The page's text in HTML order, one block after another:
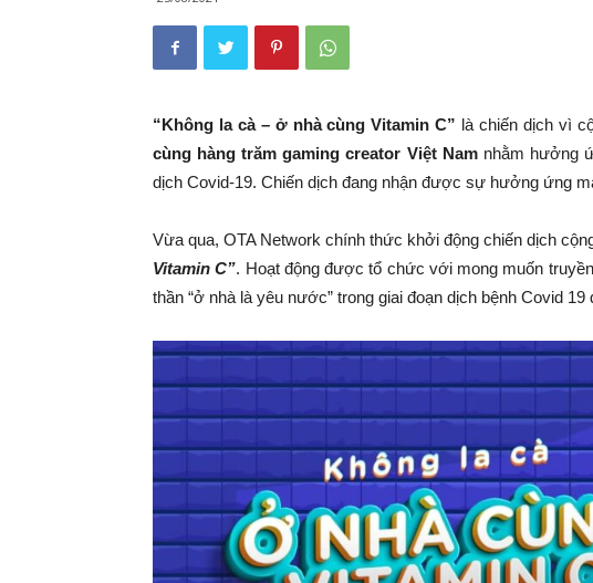
“Không la cà – ở nhà cùng Vitamin C” là chiến dịch vì
cùng hàng trăm gaming creator Việt Nam nhằm hưởng
dịch Covid-19. Chiến dịch đang nhận được sự hưởng ứng
Vừa qua, OTA Network chính thức khởi động chiến dịch
Vitamin C”. Hoạt động được tổ chức với mong muốn
thần “ở nhà là yêu nước” trong giai đoạn dịch bệnh Covid 19